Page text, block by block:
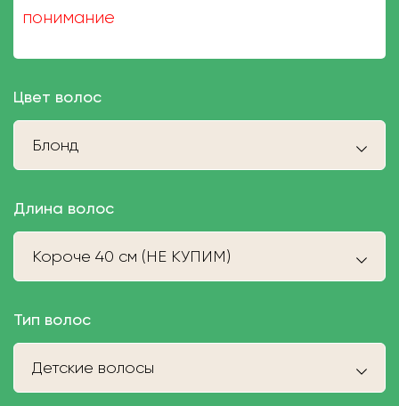
понимание
Цвет волос
Блонд
Длина волос
Короче 40 см (НЕ КУПИМ)
Тип волос
Детские волосы